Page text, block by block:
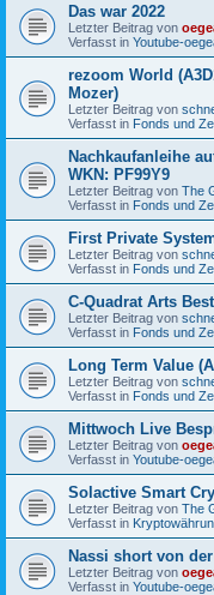
Das war 2022
Letzter Beitrag von
Verfasst in Youtube-
rezoom World
Mozer)
Letzter Beitrag von
Verfasst in Fonds und
Nachkaufanleihe
WKN: PF99Y9
Letzter Beitrag von The
Verfasst in Fonds und
First Private
Letzter Beitrag von
Verfasst in Fonds und
C-Quadrat Arts
Letzter Beitrag von
Verfasst in Fonds und
Long Term Value
Letzter Beitrag von
Verfasst in Fonds und
Mittwoch Live
Letzter Beitrag von
Verfasst in Youtube-
Solactive Smart
Letzter Beitrag von The
Verfasst in
Nassi short von
Letzter Beitrag von
Verfasst in Youtube-